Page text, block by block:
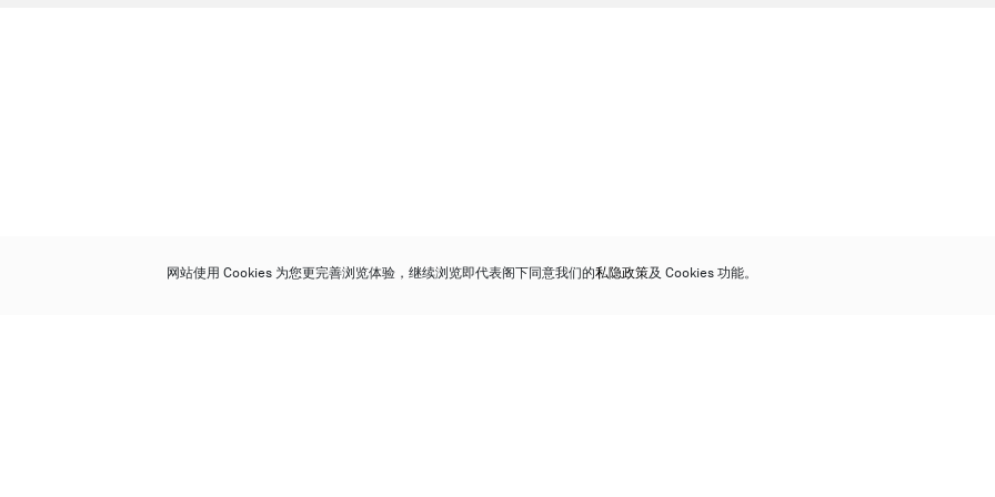
网站使用 Cookies 为您更完善浏览体验，继续浏览即代表阁下同意我们的私隐政策及 Cookies 功能。